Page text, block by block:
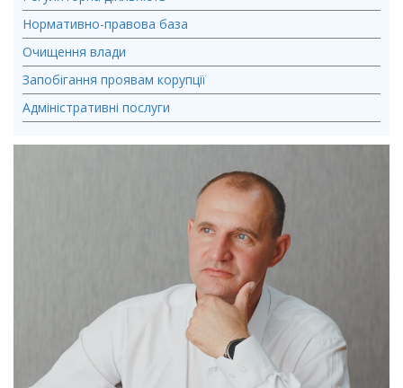
Нормативно-правова база
Очищення влади
Запобігання проявам корупції
Адміністративні послуги